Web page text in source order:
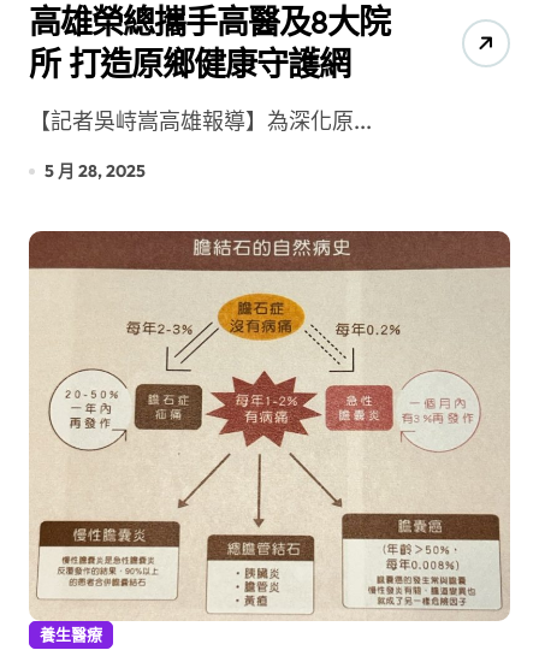
高雄榮總攜手高醫及8大院
所 打造原鄉健康守護網
【記者吳峙嵩高雄報導】為深化原...
5 月 28, 2025
養生醫療